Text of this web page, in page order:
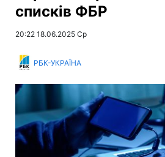
списків ФБР
20:22 18.06.2025 Ср
РБК-УКРАЇНА